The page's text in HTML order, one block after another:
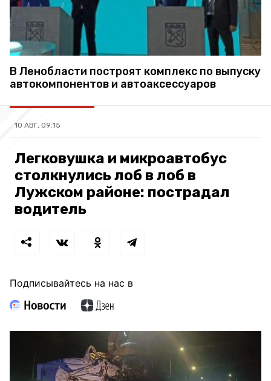
В Ленобласти построят комплекс по выпуску
автокомпонентов и автоаксессуаров
10 АВГ, 09:15
Легковушка и микроавтобус
столкнулись лоб в лоб в
Лужском районе: пострадал
водитель
Подписывайтесь на нас в